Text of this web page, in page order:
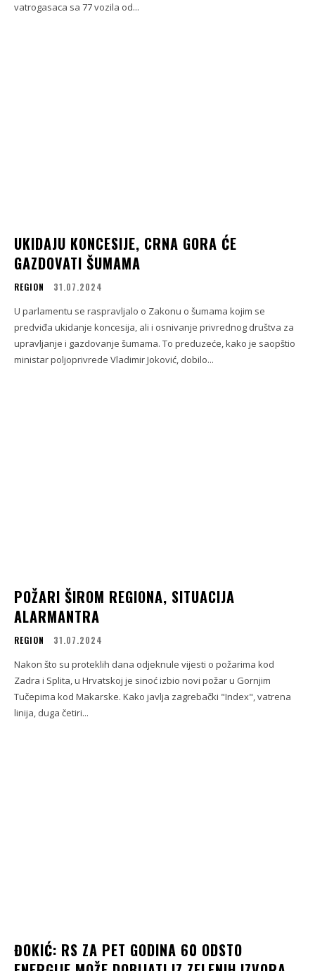
vatrogasaca sa 77 vozila od...
UKIDAJU KONCESIJE, CRNA GORA ĆE
GAZDOVATI ŠUMAMA
REGION 31.07.2024
U parlamentu se raspravljalo o Zakonu o šumama kojim se
predviđa ukidanje koncesija, ali i osnivanje privrednog društva za
upravljanje i gazdovanje šumama. To preduzeće, kako je saopštio
ministar poljoprivrede Vladimir Joković, dobilo...
POŽARI ŠIROM REGIONA, SITUACIJA
ALARMANTRA
REGION 31.07.2024
Nakon što su proteklih dana odjeknule vijesti o požarima kod
Zadra i Splita, u Hrvatskoj je sinoć izbio novi požar u Gornjim
Tučepima kod Makarske. Kako javlja zagrebački "Index", vatrena
linija, duga četiri...
ĐOKIĆ: RS ZA PET GODINA 60 ODSTO